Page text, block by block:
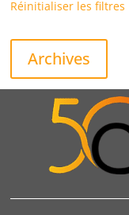
Réinitialiser les filtres
Archives